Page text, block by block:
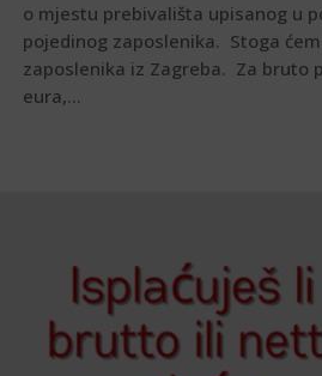
o mjestu prebivališta upisanog u
pojedinog zaposlenika. Stoga
zaposlenika iz Zagreba. Za bruto
eura,...